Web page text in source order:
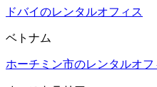
ドバイのレンタルオフィス
ベトナム
ホーチミン市のレンタルオフ